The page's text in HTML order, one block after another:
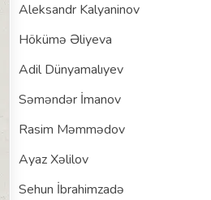
Aleksandr Kalyaninov
Hökümə Əliyeva
Adil Dünyamalıyev
Səməndər İmanov
Rasim Məmmədov
Ayaz Xəlilov
Sehun İbrahimzadə